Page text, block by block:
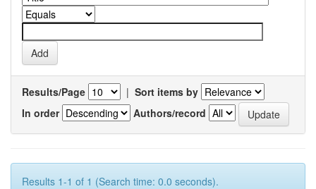
Results/Page | Sort items by
In order
Authors/record
Results 1-1 of 1 (Search time: 0.0 seconds).